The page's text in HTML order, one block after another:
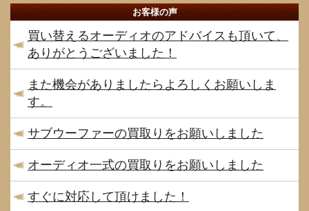
お客様の声
買い替えるオーディオのアドバイスも頂いて、
ありがとうございました！
また機会がありましたらよろしくお願いしま
す。
サブウーファーの買取りをお願いしました
オーディオ一式の買取りをお願いしました
すぐに対応して頂けました！